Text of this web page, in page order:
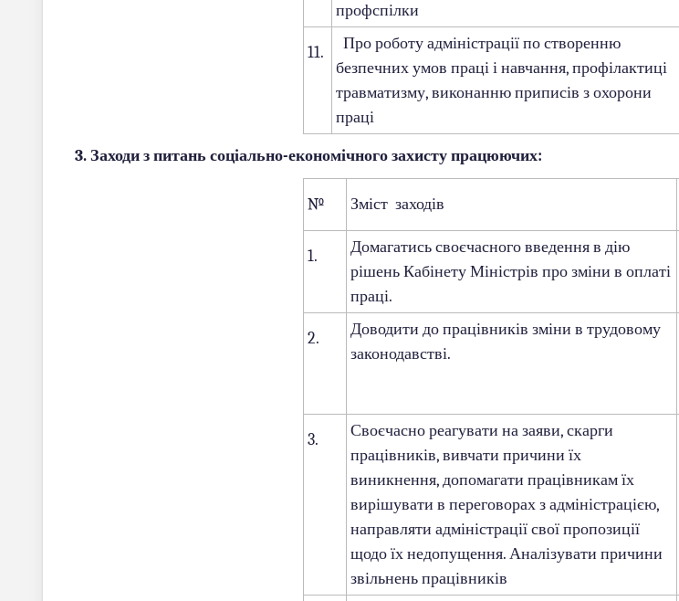
профспілки
11.
Про роботу адміністрації по створенню
безпечних умов праці і навчання, профілактиці
травматизму, виконанню приписів з охорони
праці
3. Заходи з питань соціально-економічного захисту працюючих:
№ Зміст заходів
1.
Домагатись своєчасного введення в дію
рішень Кабінету Міністрів про зміни в оплаті
праці.
2.
Доводити до працівників зміни в трудовому
законодавстві.
3.
Своєчасно реагувати на заяви, скарги
працівників, вивчати причини їх
виникнення, допомагати працівникам їх
вирішувати в переговорах з адміністрацією,
направляти адміністрації свої пропозиції
щодо їх недопущення. Аналізувати причини
звільнень працівників